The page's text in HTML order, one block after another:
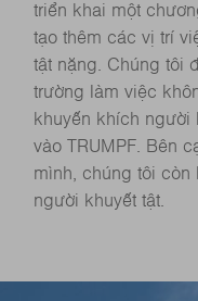
triển khai một
tạo thêm các vị trí
tật nặng. Chúng tôi
trường làm việc
khuyến khích người
vào TRUMPF. Bên
mình, chúng tôi còn
người khuyết tật.